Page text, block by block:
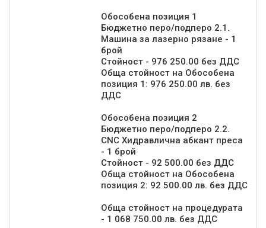
Обособена позиция 1
Бюджетно перо/подперо 2.1.
Машина за лазерно рязане - 1
брой
Стойност - 976 250.00 без ДДС
Обща стойност на Обособена
позиция 1: 976 250.00 лв. без
ДДС
Обособена позиция 2
Бюджетно перо/подперо 2.2.
CNC Хидравлична абкант преса
- 1 брой
Стойност - 92 500.00 без ДДС
Обща стойност на Обособена
позиция 2: 92 500.00 лв. без ДДС
Обща стойност на процедурата
- 1 068 750.00 лв. без ДДС